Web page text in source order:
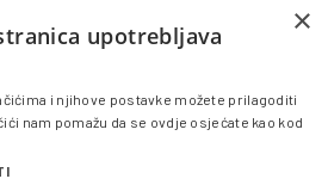
×
upotrebljava
i njihove postavke možete prilagoditi
nam pomažu da se ovdje osjećate kao kod